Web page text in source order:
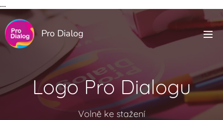
...
Pro Dialog
Logo Pro Dialogu
Volně ke stažení